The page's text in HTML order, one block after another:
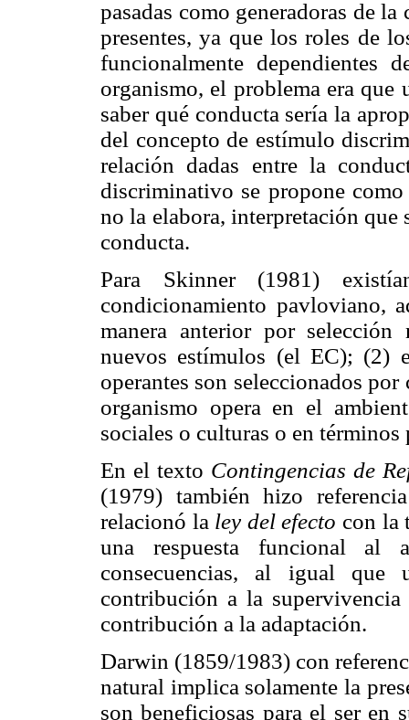
pasadas como generadoras de
presentes, ya que los roles de
funcionalmente
organismo, el problema era
saber qué conducta sería la
del concepto de estímulo
relación dadas entre la
discriminativo se propone
no la elabora, interpretación que
conducta.
Para Skinner (1981)
condicionamiento pavloviano,
manera anterior por
nuevos estímulos (el EC); (2)
operantes son seleccionados
organismo opera en el
sociales o culturas o en
En el texto Contingencias de
(1979) también hizo
relacionó la ley del efecto con la
una respuesta funcional al
consecuencias, al igual que
contribución a la
contribución a la adaptación.
Darwin (1859/1983) con
natural implica solamente la
son beneficiosas para el ser en